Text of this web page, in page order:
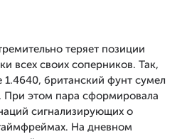
теряет позиции
всех своих соперников. Так,
1.4640, британский фунт сумел
При этом пара сформировала
сигнализирующих о
На дневном